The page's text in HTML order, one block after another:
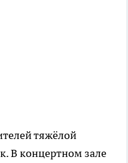
тяжёлой
В концертном зале